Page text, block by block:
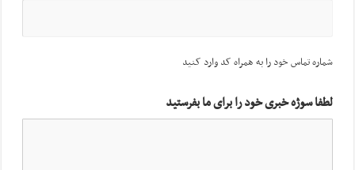
شماره تماس خود را به همراه کد وارد کنید
لطفا سوژه خبری خود را برای ما بفرستید